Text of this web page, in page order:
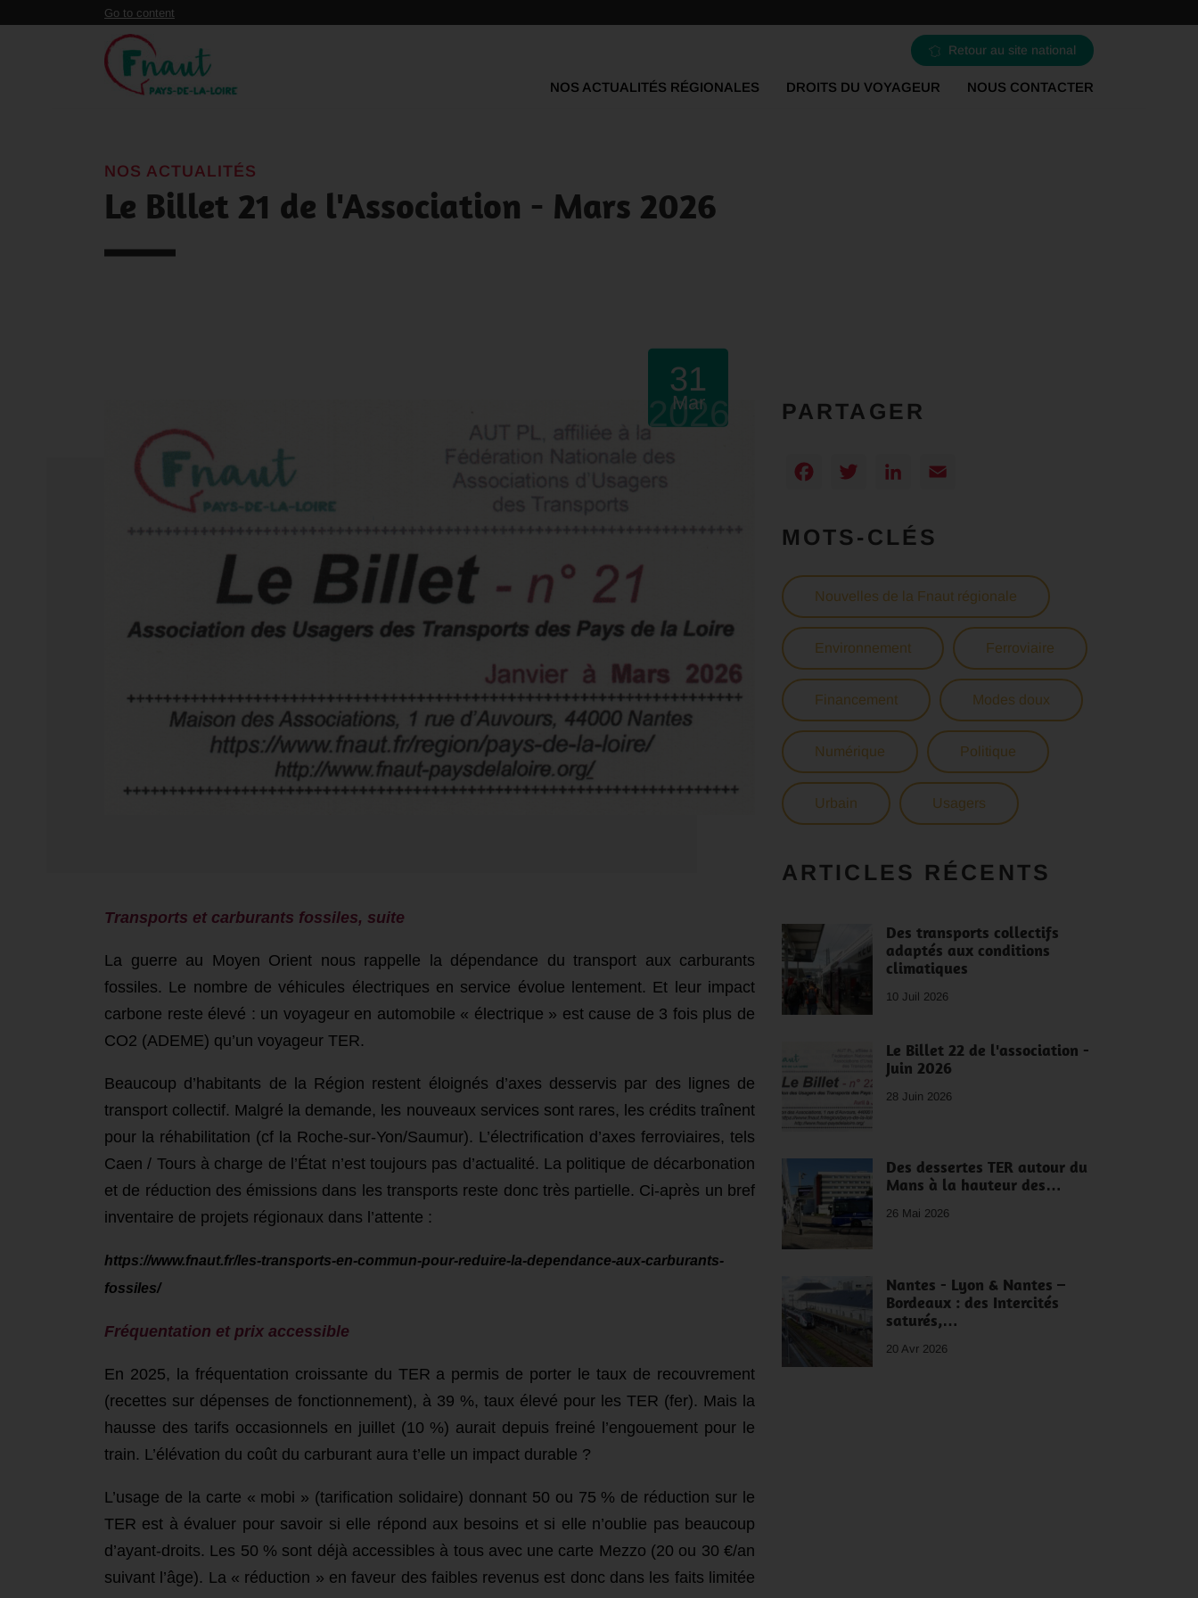
Panneau de gestion des cookies
Go to content
Retour au site national
NOS ACTUALITÉS RÉGIONALES DROITS DU VOYAGEUR NOUS CONTACTER
NOS ACTUALITÉS
Le Billet 21 de l'Association - Mars 2026
31
Mar
2026
Transports et carburants fossiles, suite
La guerre au Moyen Orient nous rappelle la dépendance du transport aux carburants
fossiles. Le nombre de véhicules électriques en service évolue lentement. Et leur impact
carbone reste élevé : un voyageur en automobile « électrique » est cause de 3 fois plus de
CO2 (ADEME) qu’un voyageur TER.
Beaucoup d’habitants de la Région restent éloignés d’axes desservis par des lignes de
transport collectif. Ma lgré la demande, es nouveaux services sont rares, les créditstraînent
pour l a réhabilitation (cf la Roche-sur-Yon/Saumur). L’électrification d’axes ferroviaires, tels
Caen / Tours à charge de l’État n’est toujours pas d’actualité. La politique de décarbonation
et de réduction des émissions dans les transports reste donc très partielle. Ci-après un bref
inventaire de projets régionaux dans l’attente :
https://www.fnaut.fr/les-transports-en-commun-pour-reduire-la-dependance-aux-carburants-
fossiles/
Fréquentation et prix accessible
En 2025, la fréquentation croissante du TER a permis d e porter le taux de recouvrement
(recettes sur dépenses de fonctionnement), à 39 %, taux élevé pour les TER (fer). Mais la
hausse des tarifs occasionnels en juillet (10 %) aurait depuis freiné l’engouement pour le
train. L’élévation du coût du carburant aura t’elle un impact durable ?
L’usage de la carte « mobi » (tarification solidaire) donnant 50 ou 75 % de réduction sur le
TER est à évaluer pour savoir si elle répond aux besoins et si elle n’oublie pas beaucoup
d’ayant-droits. Les 50 % sont déjà accessibles à tous avec une carte Mezzo (20 ou 30 €/an
suivant l’âge). La « réduction » en faveur des faibles revenus est donc dans les faits limitée
PARTAGER
Facebook
TwitterLinkedIn
MOTS-CLÉS
Nouvelles de la Fnaut régionale
Environnement Ferroviaire
Financement Modes doux
Numérique Politique
Urbain Usagers
ARTICLES RÉCENTS
Des transports collectifs
adaptés aux conditions
climatiques
10 Juil 2026
Le Billet 22 de l'association -
Juin 2026
28 Juin 2026
Des dessertes TER autour du
Mans à la hauteur des…
26 Mai 2026
Nantes - Lyon & Nantes –
Bordeaux : des Intercités
saturés,…
20 Avr 2026